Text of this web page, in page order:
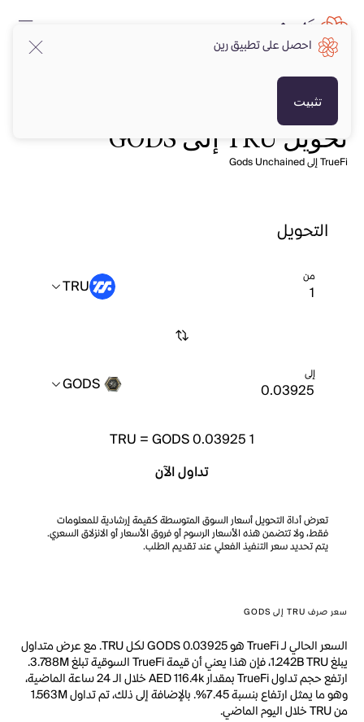
تحويل TRU إلى GODS
TrueFi إلى Gods Unchained
التحويل
من TRU
إلى GODS
1
TRU =GODS 0.03925
تداول الآن
تعرض أداة التحويل أسعار السوق المتوسطة كقيمة إرشادية للمعلومات
فقط، ولا تتضمن هذه الأسعار الرسوم أو فروق الأسعار أو الانزلاق السعري.
يتم تحديد سعر التنفيذ الفعلي عند تقديم الطلب.
سعر صرف TRU إلى GODS
السعر الحالي لـ TrueFi هو GODS 0.03925 لكل TRU. مع عرض متداول
يبلغ 1.242B TRU، فإن هذا يعني أن قيمة TrueFi السوقية تبلغ 3.788M.
ارتفع حجم تداول TrueFi بمقدار AED 116.4k خلال الـ 24 ساعة الماضية،
وهو ما يمثل ارتفاع بنسبة 7.45%. بالإضافة إلى ذلك، تم تداول 1.563M
من TRU خلال اليوم الماضي.
احصل على تطبيق رين
تثبيت